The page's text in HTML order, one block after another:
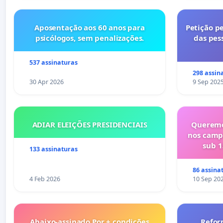
Aposentação aos 60 anos para
psicólogos, sem penalizações.
537 assinaturas
30 Apr 2026
Petição
das
298
9 Sep
ADIAR ELEIÇÕES PRESIDENCIAIS
133 assinaturas
4 Feb 2026
nos
sub
86
10 Sep